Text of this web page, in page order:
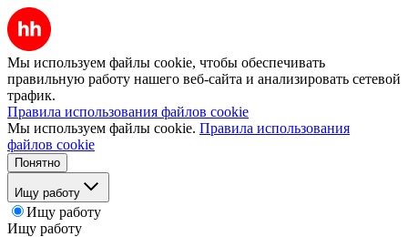
Мы используем файлы cookie, чтобы обеспечивать
правильную работу нашего веб-сайта и анализировать сетевой
трафик.
Правила использования файлов cookie
Мы используем файлы cookie. Правила использования
файлов cookie
Понятно
Ищу работу
Ищу работу
Ищу работу